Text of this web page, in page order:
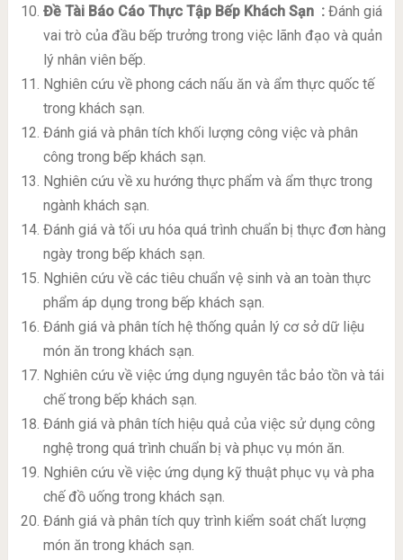
Đề Tài Báo Cáo Thực Tập Bếp Khách Sạn: Đánh giá
vai trò của đầu bếp trưởng trong việc lãnh đạo và quản
lý nhân viên bếp.
Nghiên cứu về phong cách nấu ăn và ẩm thực quốc tế
trong khách sạn.
Đánh giá và phân tích khối lượng công việc và phân
công trong bếp khách sạn.
Nghiên cứu về xu hướng thực phẩm và ẩm thực trong
ngành khách sạn.
Đánh giá và tối ưu hóa quá trình chuẩn bị thực đơn hàng
ngày trong bếp khách sạn.
Nghiên cứu về các tiêu chuẩn vệ sinh và an toàn thực
phẩm áp dụng trong bếp khách sạn.
Đánh giá và phân tích hệ thống quản lý cơ sở dữ liệu
món ăn trong khách sạn.
Nghiên cứu về việc ứng dụng nguyên tắc bảo tồn và tái
chế trong bếp khách sạn.
Đánh giá và phân tích hiệu quả của việc sử dụng công
nghệ trong quá trình chuẩn bị và phục vụ món ăn.
Nghiên cứu về việc ứng dụng kỹ thuật phục vụ và pha
chế đồ uống trong khách sạn.
Đánh giá và phân tích quy trình kiểm soát chất lượng
món ăn trong khách sạn.